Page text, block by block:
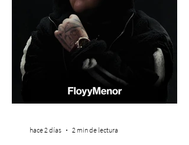
hace 2 días 2 min de lectura